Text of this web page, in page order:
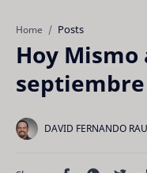
Home Posts
Hoy Mismo
septiembre